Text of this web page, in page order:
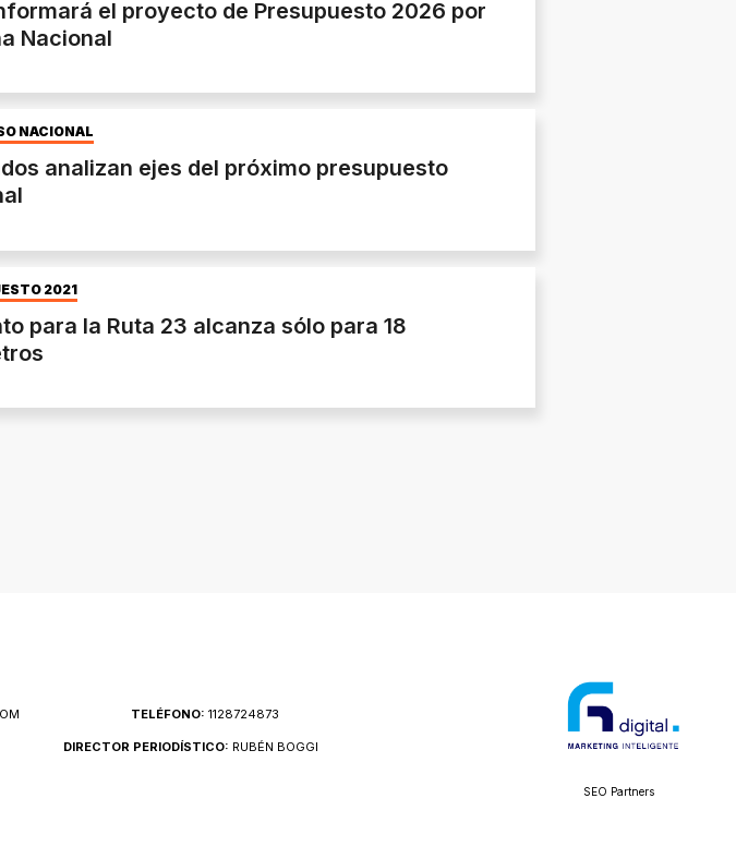
el proyecto de Presupuesto 2026 por
Nacional
NACIONAL
analizan ejes del próximo presupuesto
2021
para la Ruta 23 alcanza sólo para 18
TELÉFONO: 1128724873
DIRECTOR PERIODÍSTICO: RUBÉN BOGGI
SEO Partners